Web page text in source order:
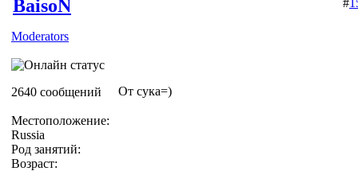
BaisoN
Moderators
2640 сообщений
Местоположение:
Russia
Род занятий:
Возраст:
От сука=)